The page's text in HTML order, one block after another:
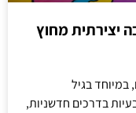
יצירתית מחוץ
במיוחד בגיל
בדרכים חדשניות,